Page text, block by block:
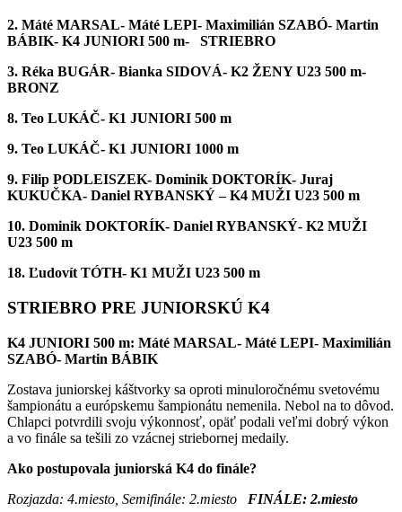
2. Máté MARSAL- Máté LEPI- Maximilián SZABÓ- Martin
BÁBIK- K4 JUNIORI 500 m- STRIEBRO
3. Réka BUGÁR- Bianka SIDOVÁ- K2 ŽENY U23 500 m-
BRONZ
8. Teo LUKÁČ- K1 JUNIORI 500 m
9. Teo LUKÁČ- K1 JUNIORI 1000 m
9. Filip PODLEISZEK- Dominik DOKTORÍK- Juraj
KUKUČKA- Daniel RYBANSKÝ – K4 MUŽI U23 500 m
10. Dominik DOKTORÍK- Daniel RYBANSKÝ- K2 MUŽI
U23 500 m
18. Ľudovít TÓTH- K1 MUŽI U23 500 m
STRIEBRO PRE JUNIORSKÚ K4
K4 JUNIORI 500 m: Máté MARSAL- Máté LEPI- Maximilián
SZABÓ- Martin BÁBIK
Zostava juniorskej káštvorky sa oproti minuloročnému svetovému
šampionátu a európskemu šampionátu nemenila. Nebol na to dôvod.
Chlapci potvrdili svoju výkonnosť, opäť podali veľmi dobrý výkon
a vo finále sa tešili zo vzácnej striebornej medaily.
Ako postupovala juniorská K4 do finále?
Rozjazda: 4.miesto, Semifinále: 2.miesto FINÁLE: 2.miesto